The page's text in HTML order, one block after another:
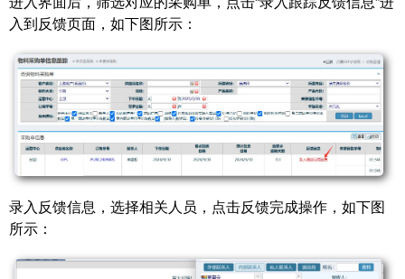
入到反馈页面，如下图所示：
录入反馈信息，选择相关人员，点击反馈完成操作，如下图
所示：